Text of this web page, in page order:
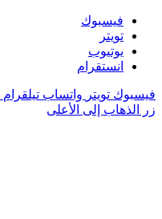
فيسبوك
تويتر
يوتيوب
انستقرام
فيسبوك تويتر واتساب تيلقرام
زر الذهاب إلى الأعلى